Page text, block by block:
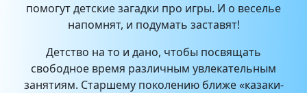
помогут детские загадки про игры. И о веселье
напомнят, и подумать заставят!
Детство на то и дано, чтобы посвящать
свободное время различным увлекательным
занятиям. Старшему поколению ближе «казаки-